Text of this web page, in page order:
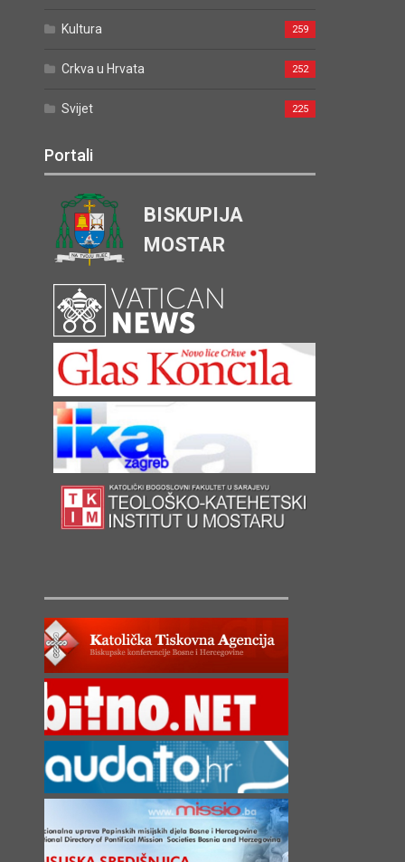
Kultura 259
Crkva u Hrvata 252
Svijet 225
Portali
BISKUPIJA
MOSTAR